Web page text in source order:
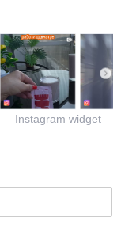
Instagram widget